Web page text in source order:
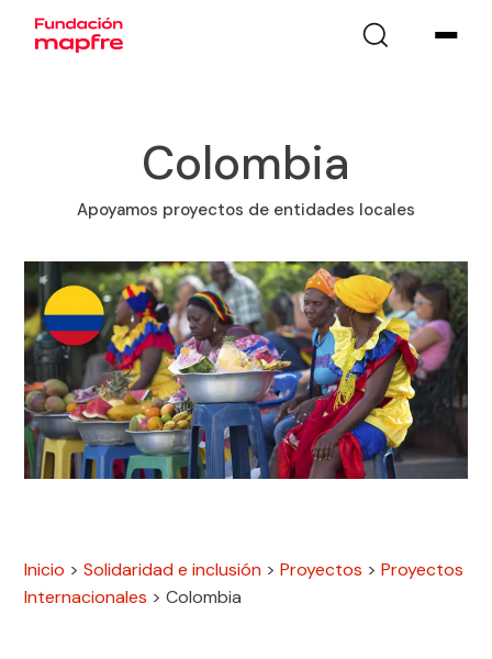
Colombia
Apoyamos proyectos de entidades locales
Inicio >Solidaridad e inclusión >Proyectos >Proyectos
Internacionales >Colombia